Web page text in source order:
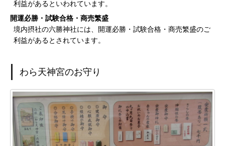
利益があるといわれています。
開運必勝・試験合格・商売繁盛
境内摂社の六勝神社には、開運必勝・試験合格・商売繁盛のご
利益があるとされています。
わら天神宮のお守り